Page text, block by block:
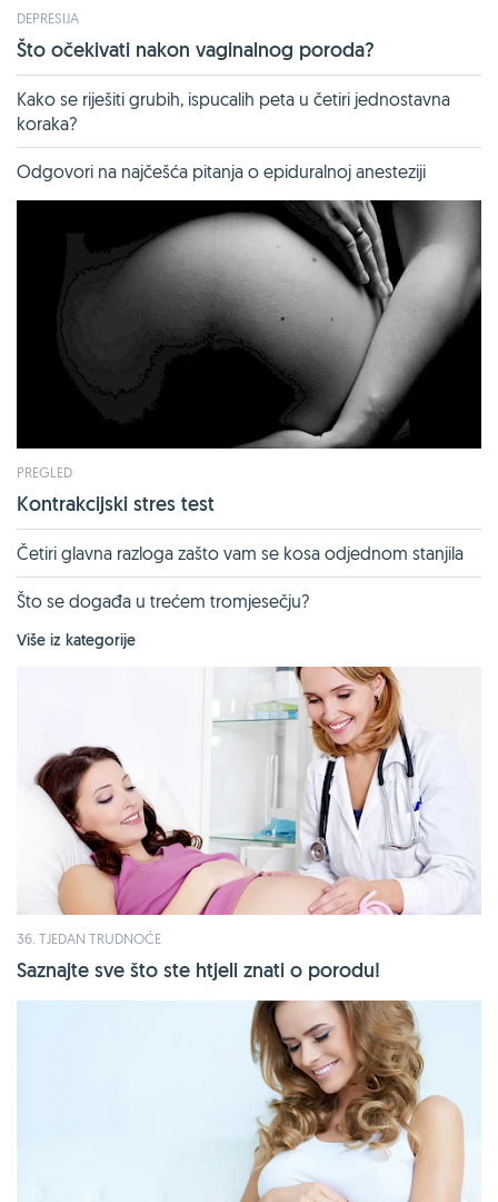
DEPRESIJA
Što očekivati ​​nakon vaginalnog poroda?
Kako se riješiti grubih, ispucalih peta u četiri jednostavna
koraka?
Odgovori na najčešća pitanja o epiduralnoj anesteziji
PREGLED
Kontrakcijski stres test
Četiri glavna razloga zašto vam se kosa odjednom stanjila
Što se događa u trećem tromjesečju?
Više iz kategorije
36. TJEDAN TRUDNOĆE
Saznajte sve što ste htjeli znati o porodu!